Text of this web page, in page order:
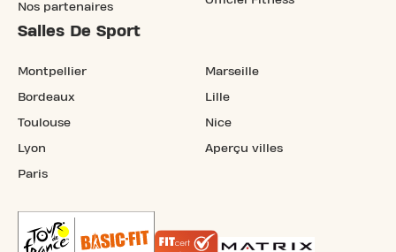
Nos partenaires
Salles De Sport
Montpellier
Bordeaux
Toulouse
Lyon
Paris
Marseille
Lille
Nice
Aperçu villes